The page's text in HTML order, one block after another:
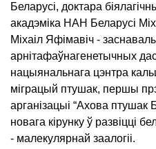
Беларусі, доктара
акадэміка НАН Беларусі
Міхаіл Яфімавіч -
арнітафаўнагенетычных
нацыянальнага цэнтра
міграцый птушак, першы
арганізацыі “Ахова птушак
новага кірунку ў развіцці
- малекулярнай заалогіі.